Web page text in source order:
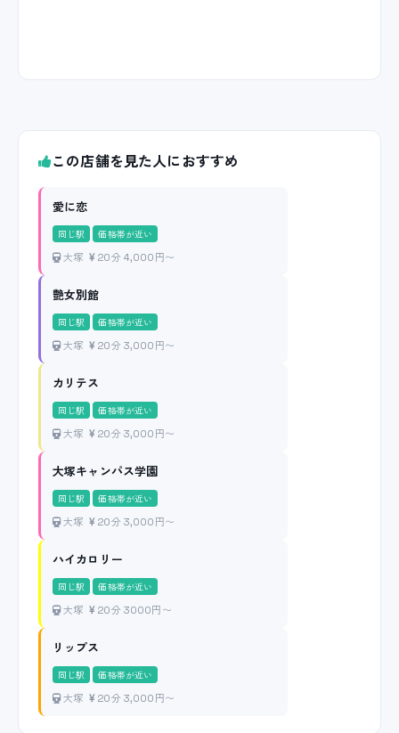
この店舗を見た人におすすめ
愛に恋
同じ駅 価格帯が近い
大塚 20分 4,000円〜
艶女別館
同じ駅 価格帯が近い
大塚 20分 3,000円〜
カリテス
同じ駅 価格帯が近い
大塚 20分 3,000円〜
大塚キャンパス学園
同じ駅 価格帯が近い
大塚 20分 3,000円〜
ハイカロリー
同じ駅 価格帯が近い
大塚 20分 3000円〜
リップス
同じ駅 価格帯が近い
大塚 20分 3,000円〜